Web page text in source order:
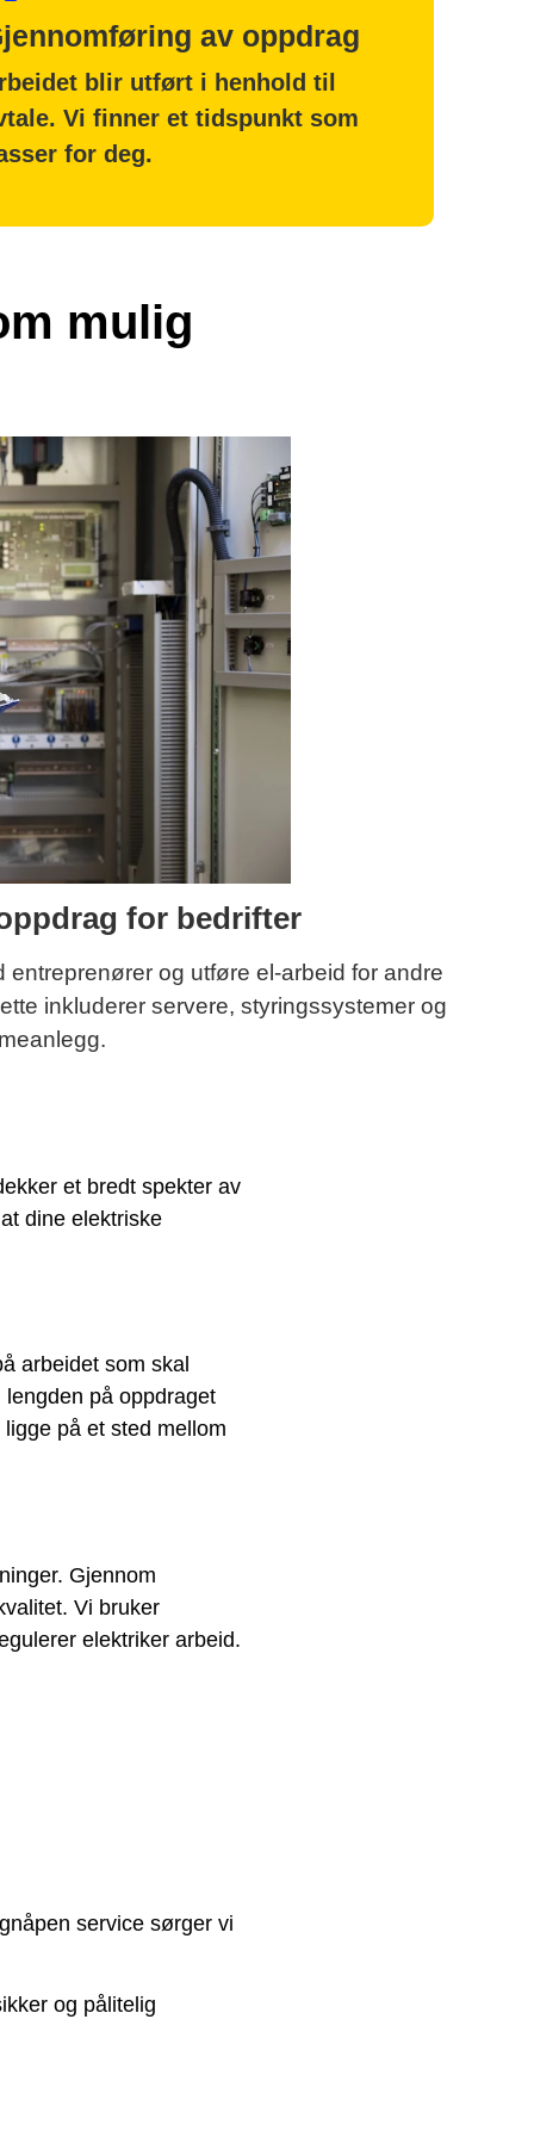
av oppdrag
blir utført i henhold til
Vi finner et tidspunkt som
for deg.
mulig
for bedrifter
og utføre el-arbeid for andre
inkluderer servere, styringssystemer og
et bredt spekter av
dine elektriske
arbeidet som skal
på oppdraget
på et sted mellom
Gjennom
Vi bruker
elektriker arbeid.
service sørger vi
og pålitelig